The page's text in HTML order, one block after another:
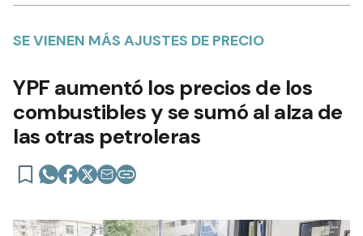
SE VIENEN MÁS AJUSTES DE PRECIO
YPF aumentó los precios de los
combustibles y se sumó al alza de
las otras petroleras